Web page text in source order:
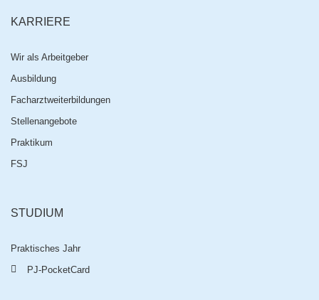
KARRIERE
Wir als Arbeitgeber
Ausbildung
Facharztweiterbildungen
Stellenangebote
Praktikum
FSJ
STUDIUM
Praktisches Jahr
PJ-PocketCard